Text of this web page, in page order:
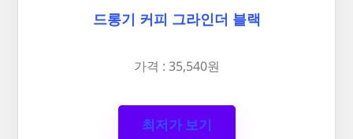
드롱기 커피 그라인더 블랙
가격 : 35,540원
최저가 보기